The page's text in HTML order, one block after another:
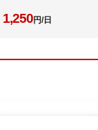
1,250円/日